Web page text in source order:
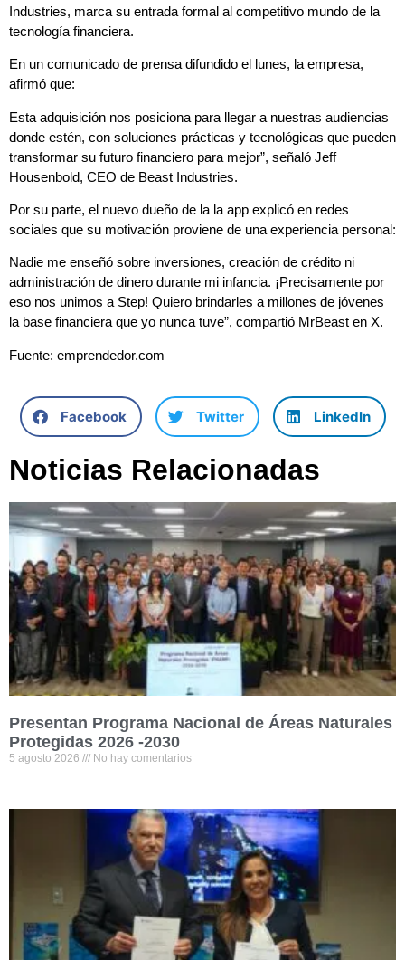
Industries, marca su entrada formal al competitivo mundo de la
tecnología financiera.
En un comunicado de prensa difundido el lunes, la empresa,
afirmó que:
Esta adquisición nos posiciona para llegar a nuestras audiencias
donde estén, con soluciones prácticas y tecnológicas que pueden
transformar su futuro financiero para mejor”, señaló Jeff
Housenbold, CEO de Beast Industries.
Por su parte, el nuevo dueño de la la app explicó en redes
sociales que su motivación proviene de una experiencia personal:
Nadie me enseñó sobre inversiones, creación de crédito ni
administración de dinero durante mi infancia. ¡Precisamente por
eso nos unimos a Step! Quiero brindarles a millones de jóvenes
la base financiera que yo nunca tuve”, compartió MrBeast en X.
Fuente: emprendedor.com
Facebook Twitter LinkedIn
Noticias Relacionadas
Presentan Programa Nacional de Áreas Naturales
Protegidas 2026 -2030
5 agosto 2026 No hay comentarios